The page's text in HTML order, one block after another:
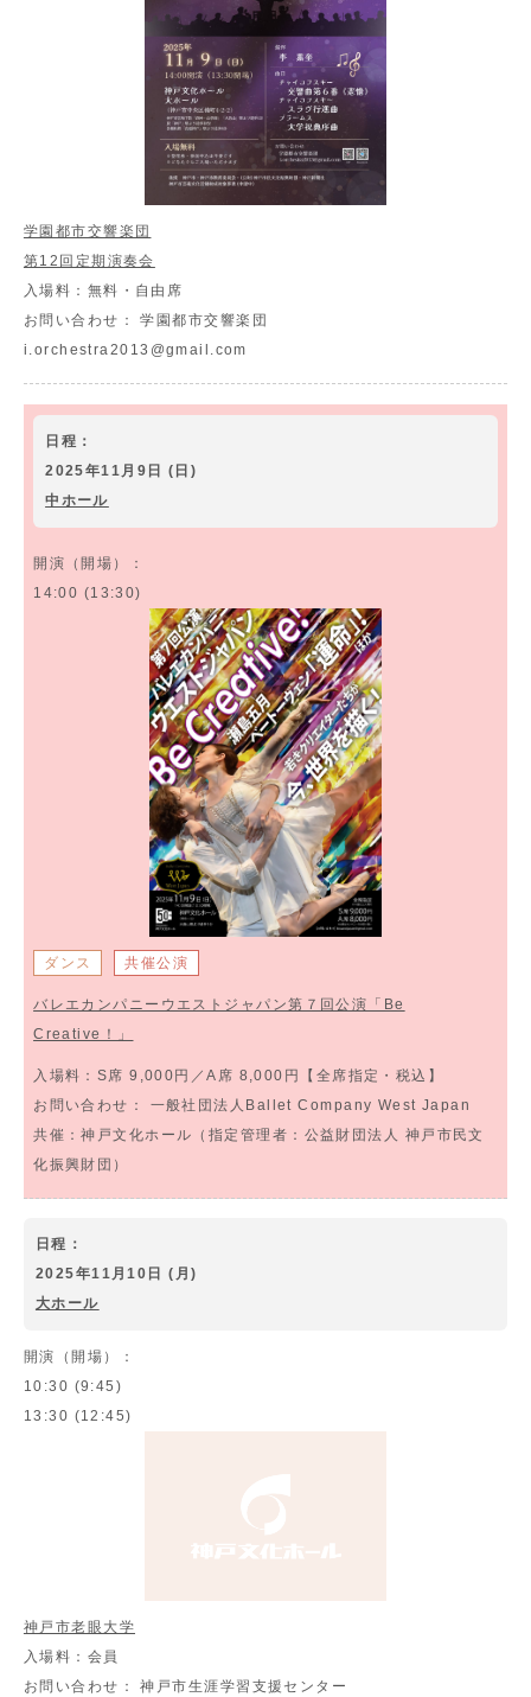
学園都市交響楽団
第12回定期演奏会
入場料： 無料・自由席
お問い合わせ：
学園都市交響楽団
i.orchestra2013@gmail.com
日程：
2025年11月9日 (日)
中ホール
開演（開場）：
14:00 (13:30)
ダンス 共催公演
バレエカンパニーウエストジャパン第７回公演「Be
Creative！」
入場料： S席 9,000円／A席 8,000円【全席指定・税込】
お問い合わせ：
一般社団法人Ballet Company West Japan
共催：神戸文化ホール（指定管理者：公益財団法人 神戸市民文
化振興財団）
日程：
2025年11月10日 (月)
大ホール
開演（開場）：
10:30 (9:45)
13:30 (12:45)
神戸市老眼大学
入場料： 会員
お問い合わせ：
神戸市生涯学習支援センター